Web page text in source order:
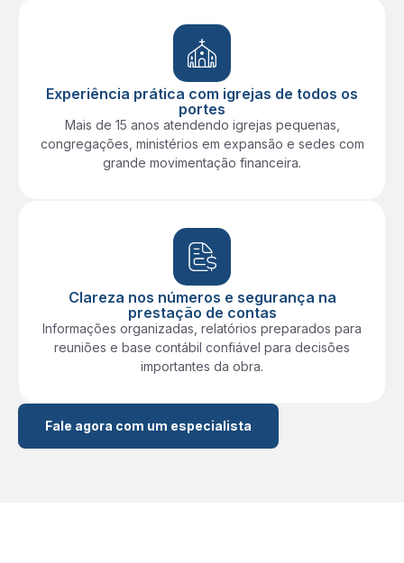
Experiência prática com igrejas de todos os
portes
Mais de 15 anos atendendo igrejas pequenas,
congregações, ministérios em expansão e sedes com
grande movimentação financeira.
Clareza nos números e segurança na
prestação de contas
Informações organizadas, relatórios preparados para
reuniões e base contábil confiável para decisões
importantes da obra.
Fale agora com um especialista